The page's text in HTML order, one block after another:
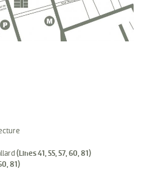
(Lines 41, 55, 57, 60, 81)
81)